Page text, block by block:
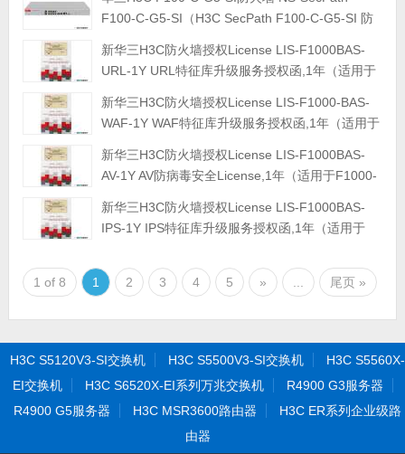
F100-C-G5-SI（H3C SecPath F100-C-G5-SI 防
+1Console）
新华三H3C防火墙授权License LIS-F1000BAS-
URL-1Y URL特征库升级服务授权函,1年（适用于
列/F1000-9300-AI系列/F1000-7X0-HI系
列/F1000-C81X0系列/F1000-C8300系列防火墙）
新华三H3C防火墙授权License LIS-F1000-BAS-
WAF-1Y WAF特征库升级服务授权函,1年（适用于
列/F1000-9300-AI系列/F1000-7X0-HI系
列/F1000-C81X0系列/F1000-C8300系列防火墙）
新华三H3C防火墙授权License LIS-F1000BAS-
AV-1Y AV防病毒安全License,1年（适用于F1000-
9300-AI系列/F1000-7X0-HI系列/F1000-C81X0系
列/F1000-C8300系列防火墙）
新华三H3C防火墙授权License LIS-F1000BAS-
IPS-1Y IPS特征库升级服务授权函,1年（适用于
列/F1000-9300-AI系列/F1000-7X0-HI系
列/F1000-C81X0系列/F1000-C8300系列防火墙）
1 of 8 1 2 3 4 5 » 尾页 »
H3C S5120V3-SI交换机 H3C S5500V3-SI交换机
H3C S5560X-
EI交换机
H3C S6520X-EI系列万兆交换机
R4900 G3服务器
R4900 G5服务器
H3C MSR3600路由器
H3C ER系列企业级路
由器